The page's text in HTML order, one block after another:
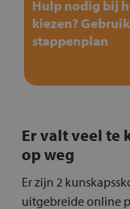
Hulp nodig bij
kiezen?
stappenplan
Er valt veel te
op weg
Er zijn 2
uitgebreide online